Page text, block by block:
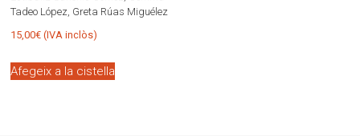
Tadeo López, Greta Rúas Miguélez
15,00€ (IVA inclòs)
Afegeix a la cistella